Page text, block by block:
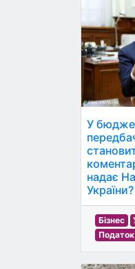
У
надає
України?
Бізнес
Податок